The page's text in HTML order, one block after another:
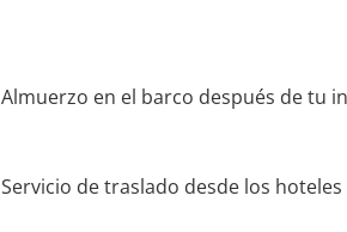
Almuerzo en el barco después de tu
Servicio de traslado desde los hoteles